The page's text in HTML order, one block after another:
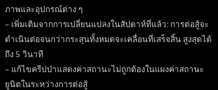
ภาพและอุปกรณ์ต่าง ๆ
– เพิ่มเติมจากการเปลี่ยนแปลงในสัปดาห์ที่แล้ว: การต่อสู้จะ
ดำเนินต่อจนกว่ากระสุนทั้งหมดจะเคลื่อนที่เสร็จสิ้น สูงสุดได้
ถึง 5 วินาที
– แก้ไขครีปป่าแสดงค่าสถานะไม่ถูกต้องในแผงค่าสถานะ
ยูนิตในระหว่างการต่อสู้